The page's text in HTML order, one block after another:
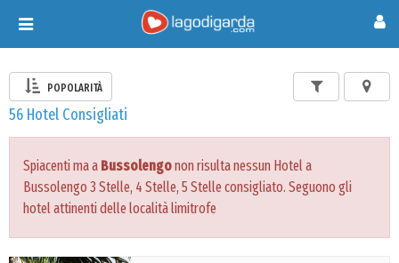
Toggle
navigation
POPOLARITÀ
56 Hotel Consigliati
Spiacenti ma a Bussolengonon risulta nessun Hotel a
Bussolengo 3 Stelle, 4 Stelle, 5 Stelle consigliato. Seguono gli
hotel attinenti delle località limitrofe